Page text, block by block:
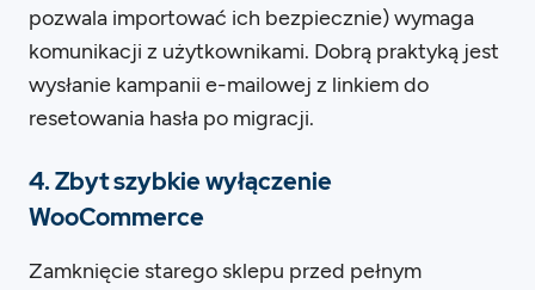
pozwala importować ich bezpiecznie) wymaga
komunikacji z użytkownikami. Dobrą praktyką jest
wysłanie kampanii e-mailowej z linkiem do
resetowania hasła po migracji.
4. Zbyt szybkie wyłączenie
WooCommerce
Zamknięcie starego sklepu przed pełnym